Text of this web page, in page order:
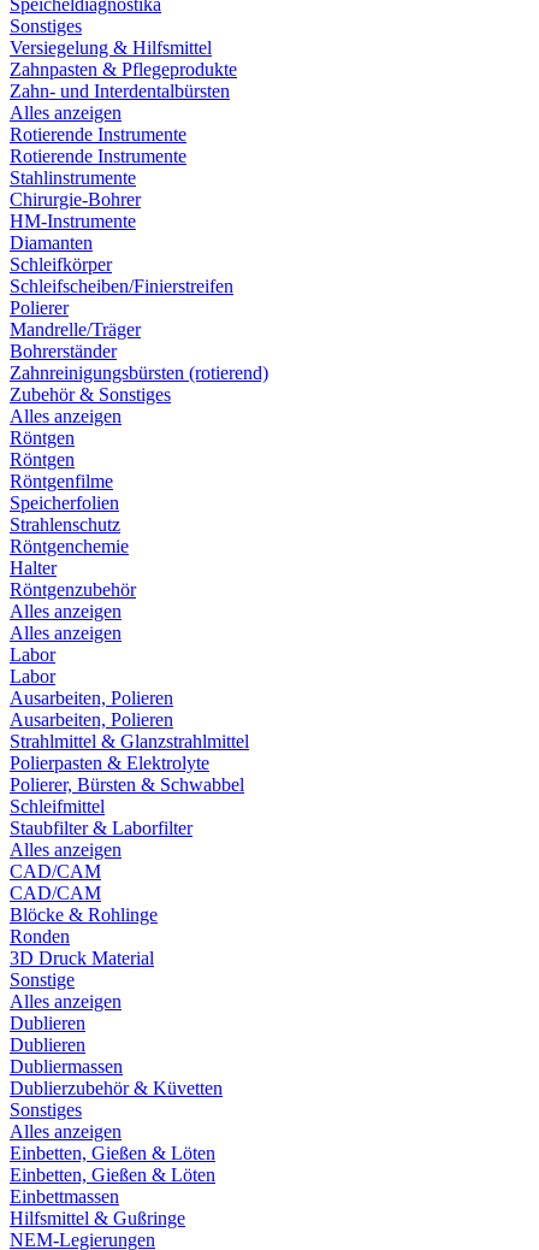
Speicheldiagnostika
Sonstiges
Versiegelung & Hilfsmittel
Zahnpasten & Pflegeprodukte
Zahn- und Interdentalbürsten
Alles anzeigen
Rotierende Instrumente
Rotierende Instrumente
Stahlinstrumente
Chirurgie-Bohrer
HM-Instrumente
Diamanten
Schleifkörper
Schleifscheiben/Finierstreifen
Polierer
Mandrelle/Träger
Bohrerständer
Zahnreinigungsbürsten (rotierend)
Zubehör & Sonstiges
Alles anzeigen
Röntgen
Röntgen
Röntgenfilme
Speicherfolien
Strahlenschutz
Röntgenchemie
Halter
Röntgenzubehör
Alles anzeigen
Alles anzeigen
Labor
Labor
Ausarbeiten, Polieren
Ausarbeiten, Polieren
Strahlmittel & Glanzstrahlmittel
Polierpasten & Elektrolyte
Polierer, Bürsten & Schwabbel
Schleifmittel
Staubfilter & Laborfilter
Alles anzeigen
CAD/CAM
CAD/CAM
Blöcke & Rohlinge
Ronden
3D Druck Material
Sonstige
Alles anzeigen
Dublieren
Dublieren
Dubliermassen
Dublierzubehör & Küvetten
Sonstiges
Alles anzeigen
Einbetten, Gießen & Löten
Einbetten, Gießen & Löten
Einbettmassen
Hilfsmittel & Gußringe
NEM-Legierungen